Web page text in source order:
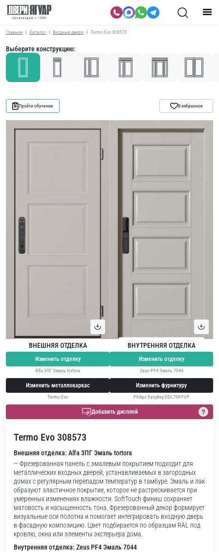
Главная Каталог Входные двери Termo Evo 308573
Выберите конструкцию:
Пройти обучение В избранное
ВНЕШНЯЯ ОТДЕЛКА
Изменить отделку
Alfa 3ПГ Эмаль tortora
Изменить металлокаркас
Termo Evo
ВНУТРЕННЯЯ ОТДЕЛКА
Изменить отделку
Zeus PF4 Эмаль 7044
Изменить фурнитуру
Philips EasyKey DDL709-FVP
Добавить дисплей
Termo Evo 308573
Внешняя отделка: Alfa 3ПГ Эмаль tortora
— Фрезерованная панель с эмалевым покрытием подходит для
металлических входных дверей, устанавливаемых в загородных
домах с регулярным перепадом температур в тамбуре. Эмаль и лак
образуют эластичное покрытие, которое не растрескивается при
умеренных изменениях влажности. SoftTouch финиш сохраняет
матовость и насыщенность тона. Фрезерованный декор формирует
визуальные оси полотна и помогает интегрировать входную дверь
в фасадную композицию. Цвет подбирается по образцам RAL под
кровлю, окна или элементы экстерьера дома.
Внутренняя отделка: Zeus PF4 Эмаль 7044